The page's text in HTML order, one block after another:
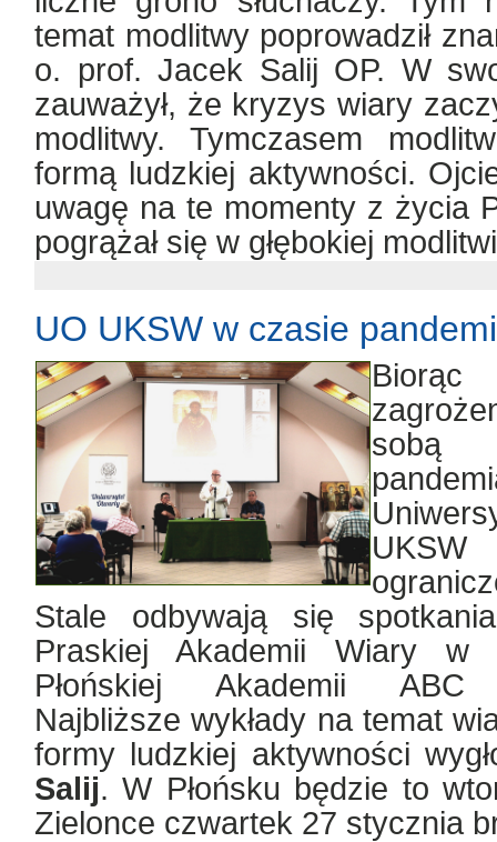
temat modlitwy poprowadził
o. prof. Jacek Salij OP. W
zauważył, że kryzys wiary
modlitwy. Tymczasem
formą ludzkiej aktywności.
uwagę na te momenty z życia
pogrążał się w głębokiej
UO UKSW w czasie
sobą
Stale odbywają się
Praskiej Akademii Wiary
Płońskiej Akademii ABC
Najbliższe wykłady na temat
formy ludzkiej aktywności
Salij. W Płońsku będzie to
Zielonce czwartek 27 stycznia